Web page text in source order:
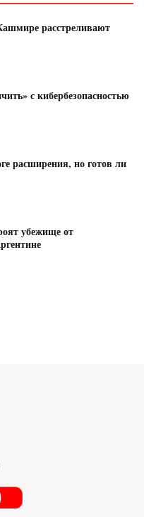
расстреливают
с кибербезопасностью
расширения, но готов ли
убежище от